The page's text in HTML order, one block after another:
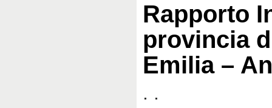
Rapporto
provincia
Emilia –
. .